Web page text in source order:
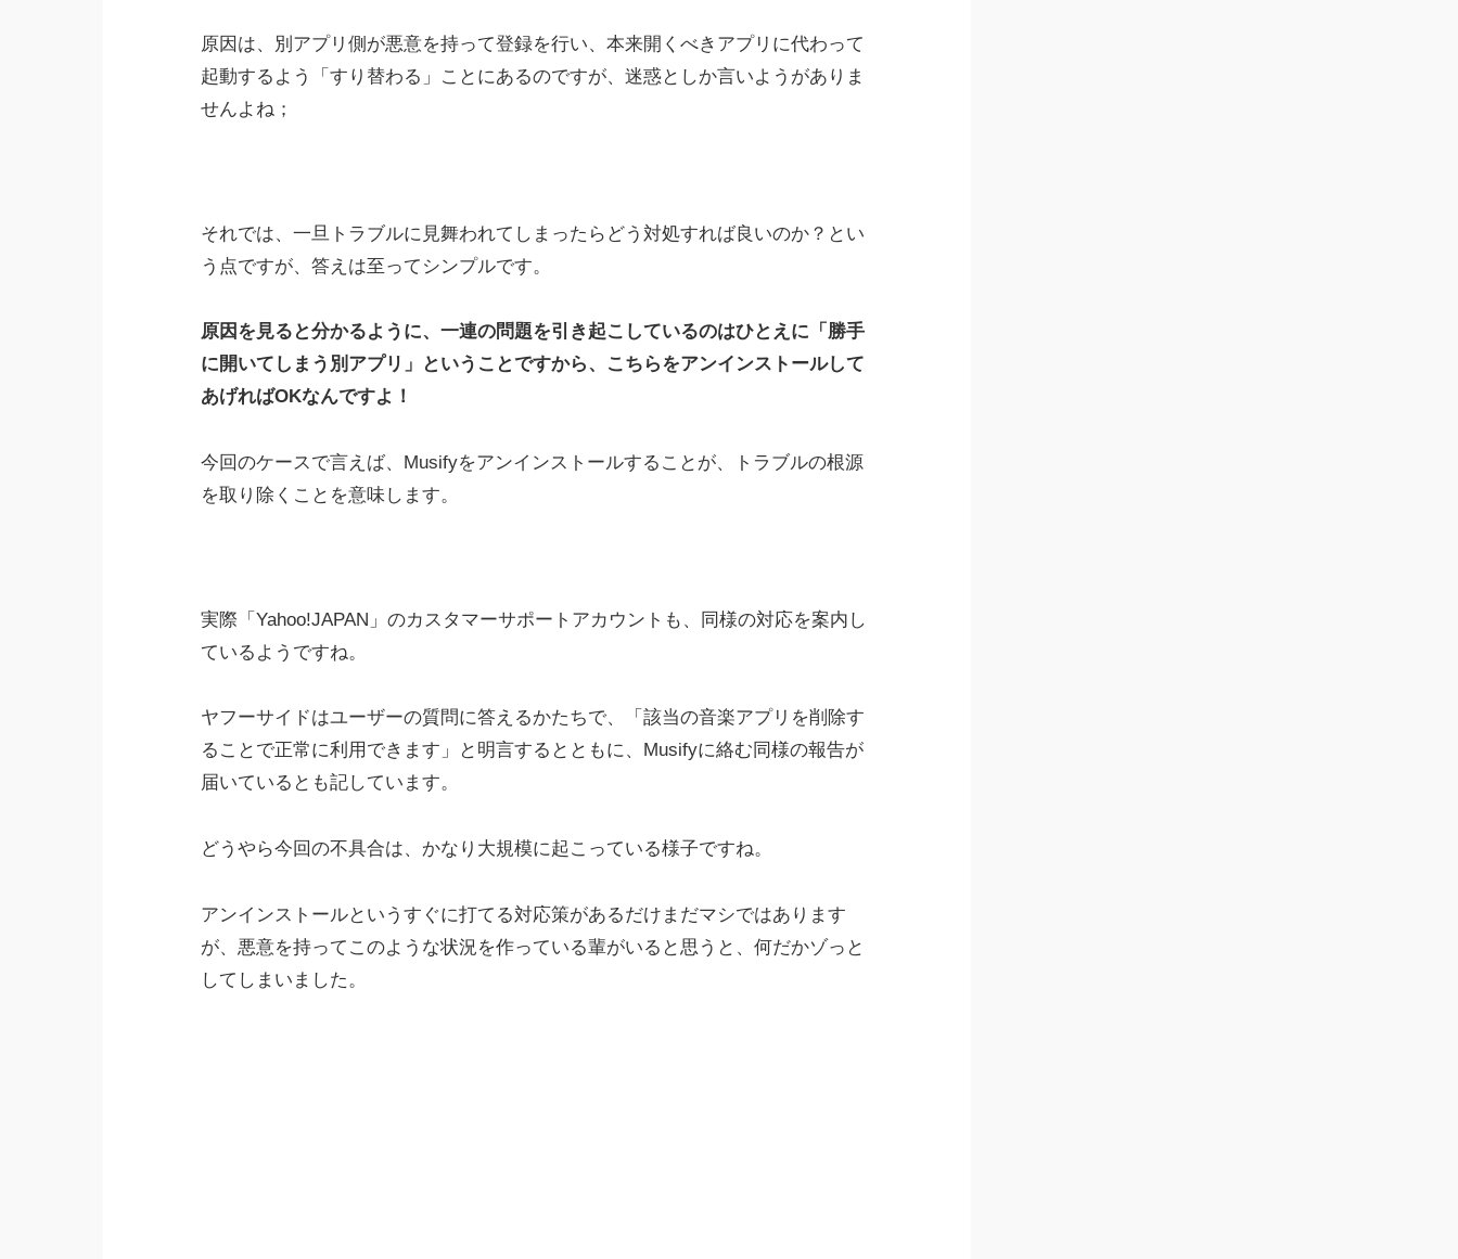
原因は、別アプリ側が悪意を持って登録を行い、本来開くべきアプリに代わって
起動するよう「すり替わる」ことにあるのですが、迷惑としか言いようがありま
せんよね；
それでは、一旦トラブルに見舞われてしまったらどう対処すれば良いのか？とい
う点ですが、答えは至ってシンプルです。
原因を見ると分かるように、一連の問題を引き起こしているのはひとえに「勝手
に開いてしまう別アプリ」ということですから、こちらをアンインストールして
あげればOKなんですよ！
今回のケースで言えば、Musifyをアンインストールすることが、トラブルの根源
を取り除くことを意味します。
実際「Yahoo!JAPAN」のカスタマーサポートアカウントも、同様の対応を案内し
ているようですね。
ヤフーサイドはユーザーの質問に答えるかたちで、「該当の音楽アプリを削除す
ることで正常に利用できます」と明言するとともに、Musifyに絡む同様の報告が
届いているとも記しています。
どうやら今回の不具合は、かなり大規模に起こっている様子ですね。
アンインストールというすぐに打てる対応策があるだけまだマシではあります
が、悪意を持ってこのような状況を作っている輩がいると思うと、何だかゾっと
してしまいました。